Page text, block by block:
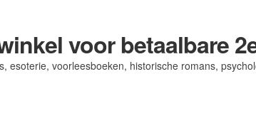
voor betaalbare
esoterie, voorleesboeken, historische romans,